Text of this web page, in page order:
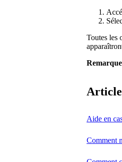
Toutes les
Remarque
Aide en
Comment